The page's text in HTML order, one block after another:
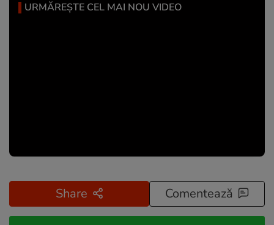
URMĂREȘTE CEL MAI NOU VIDEO
Share Comentează